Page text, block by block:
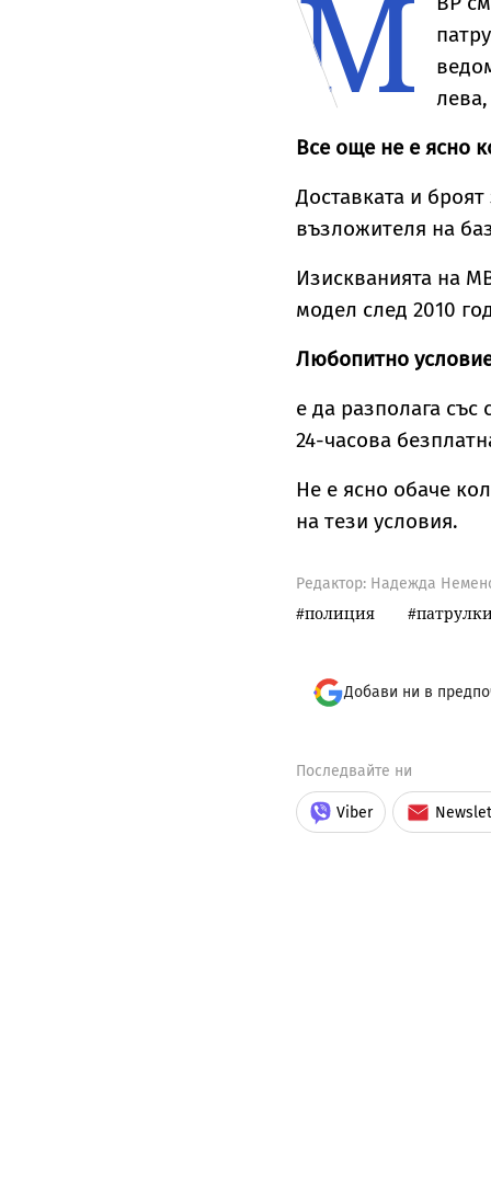
заболяването
М
Все още не е ясно
Доставката и
възложителя на
Изискванията на
модел след 2010
Любопитно
е да разполага
24-часова
Не е ясно обаче
на тези условия.
Редактор: Надежда
полиция
Добави ни в
Последвайте ни
Viber